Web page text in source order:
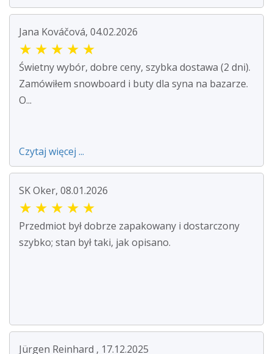
Jana Kováčová, 04.02.2026
★ ★ ★ ★ ★
Świetny wybór, dobre ceny, szybka dostawa (2 dni).
Zamówiłem snowboard i buty dla syna na bazarze.
O...
Czytaj więcej ...
SK Oker, 08.01.2026
★ ★ ★ ★ ★
Przedmiot był dobrze zapakowany i dostarczony
szybko; stan był taki, jak opisano.
Jürgen Reinhard , 17.12.2025